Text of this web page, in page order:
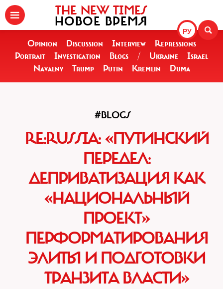
РУ
THE NEW TIMES
НОВОЕ ВРЕМЯ
Opinion Discussion Interview
Repressions
Portrait
Investigation Blogs / Ukraine
Israel
Navalny
Trump Putin Kremlin Duma
#BLOGS
RE:RUSSIA: «ПУТИНСКИЙ
ПЕРЕДЕЛ:
ДЕПРИВАТИЗАЦИЯ КАК
«НАЦИОНАЛЬНЫЙ
ПРОЕКТ»
ПЕРФОРМАТИРОВАНИЯ
ЭЛИТЫ И ПОДГОТОВКИ
ТРАНЗИТА ВЛАСТИ»